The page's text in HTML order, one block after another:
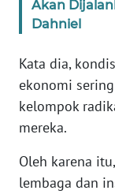
Akan
Dahniel
Kata dia,
ekonomi
kelompok
mereka.
Oleh karena
lembaga dan
BABEL
SUMBAR
WN
SUMSEL
WN
BENGKULU